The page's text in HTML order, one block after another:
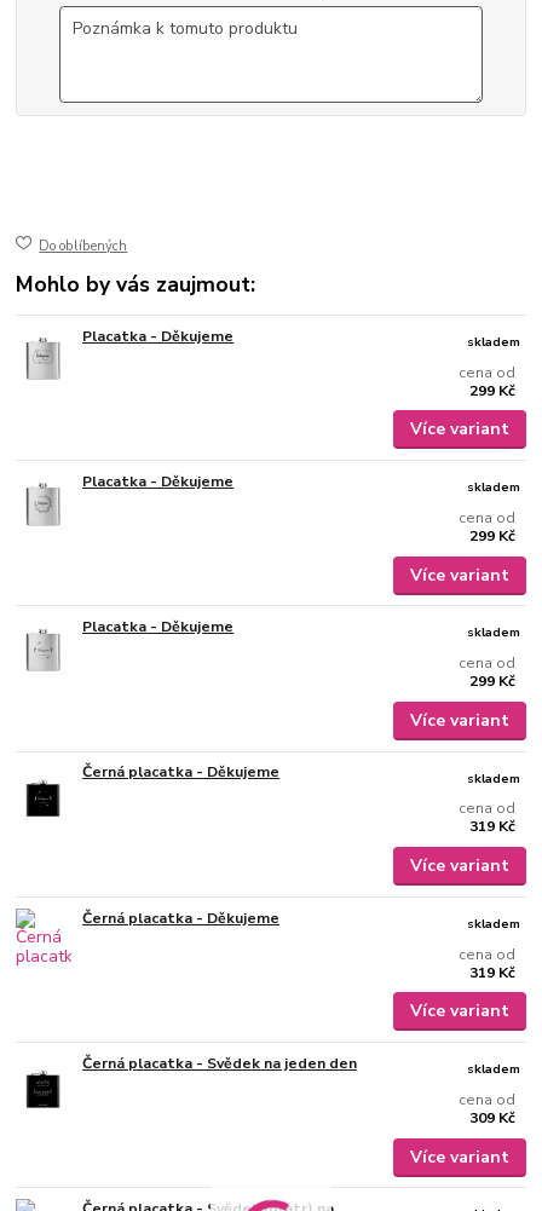
Do oblíbených
Mohlo by vás zaujmout:
Placatka - Děkujeme
cena od
299 Kč
skladem
Více variant
Placatka - Děkujeme
cena od
299 Kč
skladem
Více variant
Placatka - Děkujeme
cena od
299 Kč
skladem
Více variant
Černá placatka - Děkujeme
cena od
319 Kč
skladem
Více variant
Černá placatka - Děkujeme
cena od
319 Kč
skladem
Více variant
Černá placatka - Svědek na jeden den
cena od
309 Kč
skladem
Více variant